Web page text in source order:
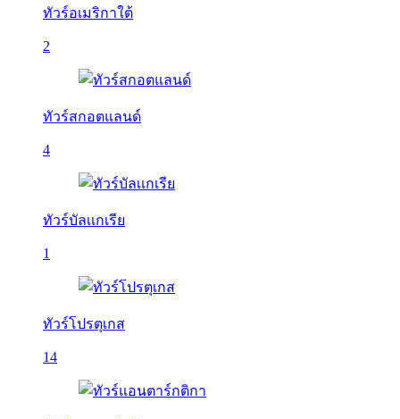
ทัวร์อเมริกาใต้
2
ทัวร์สกอตแลนด์
4
ทัวร์บัลเเกเรีย
1
ทัวร์โปรตุเกส
14